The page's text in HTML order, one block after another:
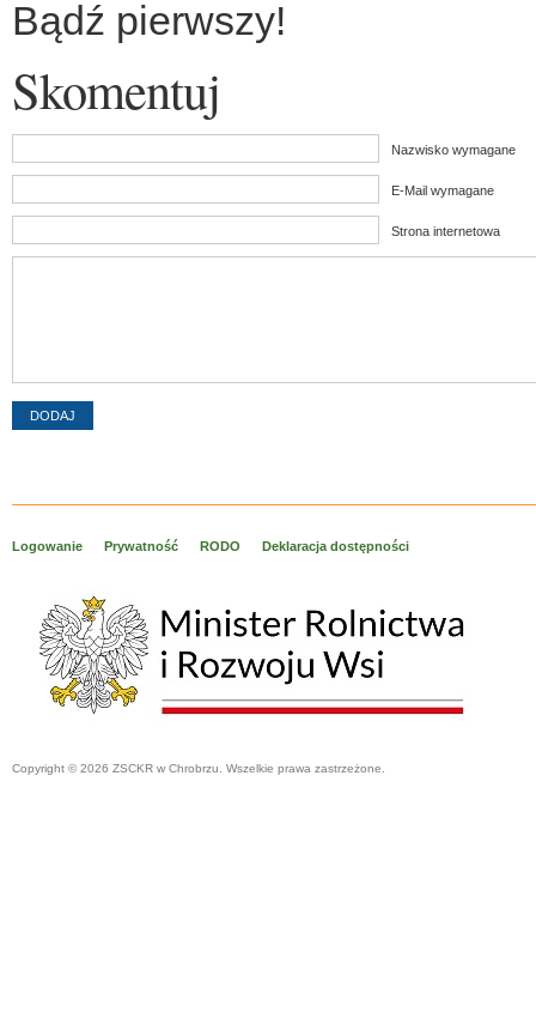
Bądź pierwszy!
Skomentuj
Nazwisko wymagane
E-Mail wymagane
Strona internetowa
Logowanie Prywatność RODO Deklaracja dostępności
Copyright © 2026 ZSCKR w Chrobrzu. Wszelkie prawa zastrzeżone.